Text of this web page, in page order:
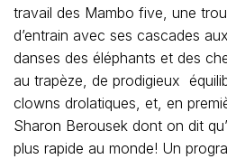
travail des Mambo five, une
d’entrain avec ses cascades
danses des éléphants et des
au trapèze, de prodigieux
clowns drolatiques, et, en
Sharon Berousek dont on dit
plus rapide au monde! Un